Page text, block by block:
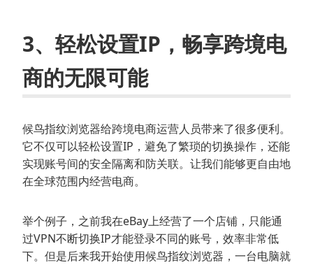
3、轻松设置IP，畅享跨境电
商的无限可能
候鸟指纹浏览器给跨境电商运营人员带来了很多便利。
它不仅可以轻松设置IP，避免了繁琐的切换操作，还能
实现账号间的安全隔离和防关联。让我们能够更自由地
在全球范围内经营电商。
举个例子，之前我在eBay上经营了一个店铺，只能通
过VPN不断切换IP才能登录不同的账号，效率非常低
下。但是后来我开始使用候鸟指纹浏览器，一台电脑就